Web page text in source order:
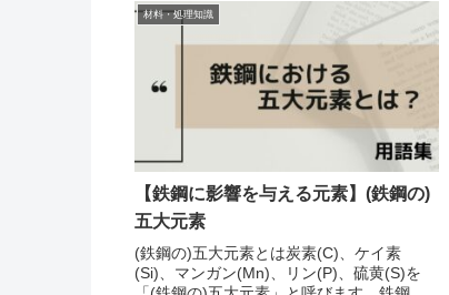
材料・処理知識
【鉄鋼に影響を与える元素】(鉄鋼の)
五大元素
(鉄鋼の)五大元素とは炭素(C)、ケイ素
(Si)、マンガン(Mn)、リン(P)、硫黄(S)を